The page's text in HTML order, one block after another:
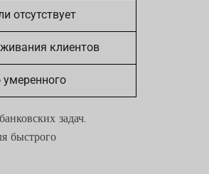
отсутствует
клиентов
умеренного
задач.
быстрого